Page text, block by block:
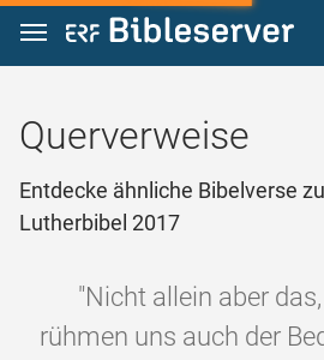
Zum Inhalt springen
Querverweise
Entdecke ähnliche Bibelverse zu
Lutherbibel 2017
"Nicht allein aber
rühmen uns auch der